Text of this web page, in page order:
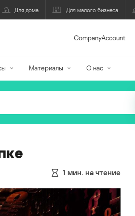
Для дома Для малого бизнеса
CompanyAccount
Материалы О нас
1 мин. на чтение